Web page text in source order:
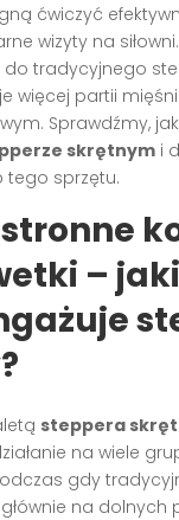
ćwiczyć
wizyty na
do tradycyjnego
więcej partii
Sprawdźmy,
skrętnym i
tego sprzętu.
–
steppera
na wiele
gdy
na dolnych